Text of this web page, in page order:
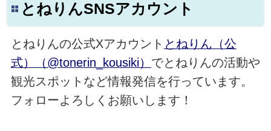
とねりんSNSアカウント
とねりんの公式Xアカウント とねりん（公
式）（@tonerin_kousiki） でとねりんの活動や
観光スポットなど情報発信を行っています。
フォローよろしくお願いします！